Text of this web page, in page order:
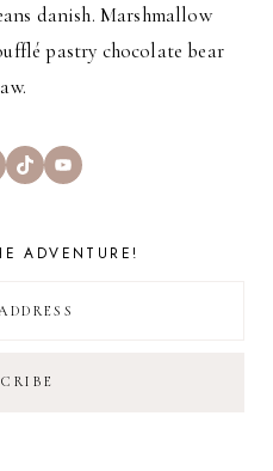
danish. Marshmallow
pastry chocolate bear
TikTokYouTube
ADVENTURE!